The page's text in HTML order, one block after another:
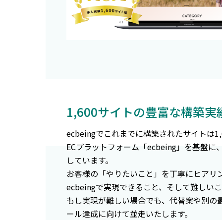
1,600サイトの豊富な構築
ecbeingでこれまでに構築されたサイトは
ECプラットフォーム「ecbeing」を基盤に
しています。
お客様の「やりたいこと」を丁寧にヒア
ecbeingで実現できること、そして難しい
もし実現が難しい場合でも、代替案や別
ール達成に向けて並走いたします。